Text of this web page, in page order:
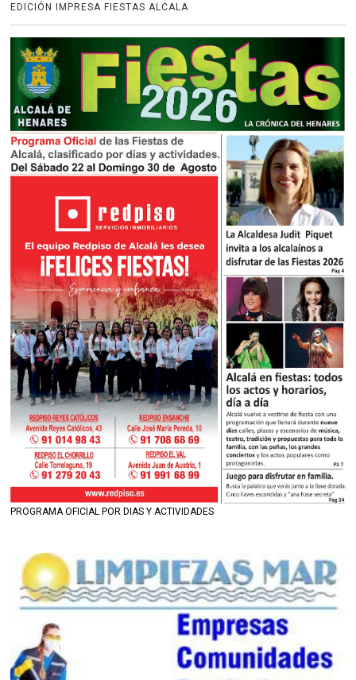
EDICIÓN IMPRESA FIESTAS ALCALA
PROGRAMA OFICIAL POR DIAS Y ACTIVIDADES